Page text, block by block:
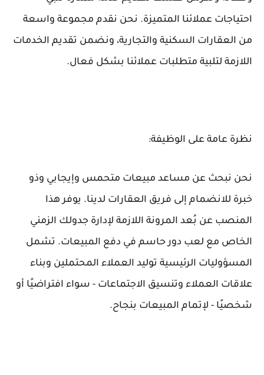
احتياجات عملائنا المتميزة. نحن نقدم مجموعة واسعة
من العقارات السكنية والتجارية، ونضمن تقديم الخدمات
اللازمة لتلبية متطلبات عملائنا بشكل فعال.
نظرة عامة على الوظيفة:
نحن نبحث عن مساعد مبيعات متحمس وإيجابي وذو
خبرة للانضمام إلى فريق العقارات لدينا. يوفر هذا
المنصب عن بُعد المرونة اللازمة لإدارة جدولك الزمني
الخاص مع لعب دور حاسم في دفع المبيعات. تشمل
المسؤوليات الرئيسية توليد العملاء المحتملين وبناء
علاقات العملاء وتنسيق الاجتماعات - سواء افتراضيًا أو
شخصيًا - لإتمام المبيعات بنجاح.